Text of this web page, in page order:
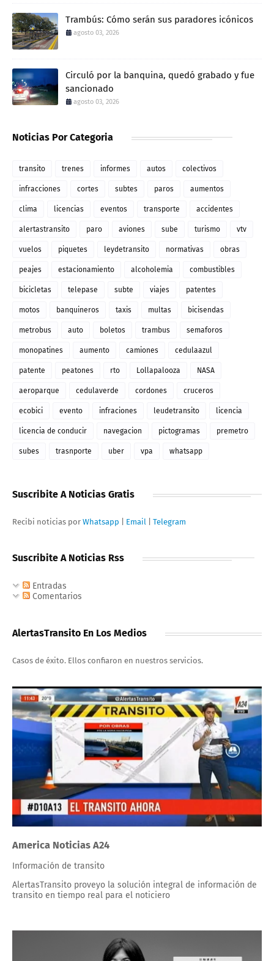
Trambús: Cómo serán sus paradores icónicos
agosto 03, 2026
Circuló por la banquina, quedó grabado y fue
sancionado
agosto 03, 2026
Noticias Por Categoria
transito trenes informes autos colectivos
infracciones cortes subtes paros aumentos
clima licencias eventos transporte accidentes
alertastransito paro aviones sube turismo vtv
vuelos piquetes leydetransito normativas obras
peajes estacionamiento alcoholemia combustibles
bicicletas telepase subte viajes patentes
motos banquineros taxis multas bicisendas
metrobus auto boletos trambus semaforos
monopatines aumento camiones cedulaazul
patente peatones rto Lollapalooza NASA
aeroparque cedulaverde cordones cruceros
ecobici evento infraciones leudetransito licencia
licencia de conducir navegacion pictogramas premetro
subes trasnporte uber vpa whatsapp
Suscribite A Noticias Gratis
Recibi noticias por Whatsapp Email Telegram
Suscribite A Noticias Rss
Entradas
Comentarios
AlertasTransito En Los Medios
Casos de éxito. Ellos confiaron en nuestros servicios.
America Noticias A24
Información de transito
AlertasTransito proveyo la solución integral de información de
transito en tiempo real para el noticiero